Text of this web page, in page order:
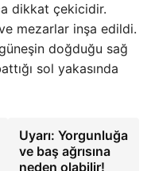
dikkat çekicidir.
mezarlar inşa edildi.
doğduğu sağ
sol yakasında
Uyarı: Yorgunluğa
ve baş ağrısına
neden olabilir!